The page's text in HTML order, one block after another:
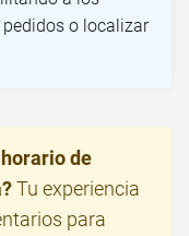
o localizar
de
Tu experiencia
para